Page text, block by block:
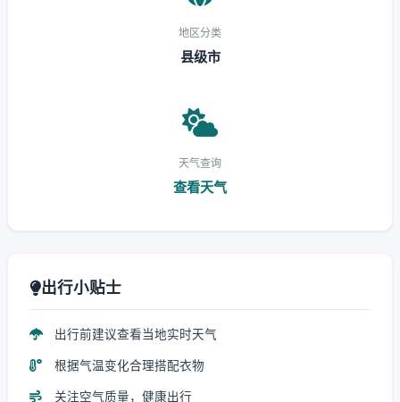
地区分类
县级市
天气查询
查看天气
出行小贴士
出行前建议查看当地实时天气
根据气温变化合理搭配衣物
关注空气质量，健康出行